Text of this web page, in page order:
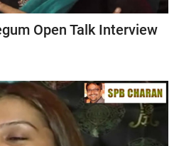
Open Talk Interview